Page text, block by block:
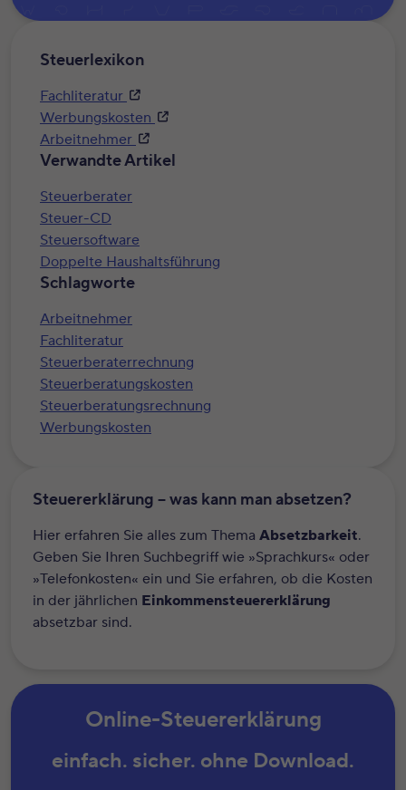
Steuerlexikon
Fachliteratur
Werbungskosten
Arbeitnehmer
Verwandte Artikel
Steuerberater
Steuer-CD
Steuersoftware
Doppelte Haushaltsführung
Schlagworte
Arbeitnehmer
Fachliteratur
Steuerberaterrechnung
Steuerberatungskosten
Steuerberatungsrechnung
Werbungskosten
Steuererklärung – was kann man absetzen?
Hier erfahren Sie alles zum Thema Absetzbarkeit.
Geben Sie Ihren Suchbegriff wie »Sprachkurs« oder
»Telefonkosten« ein und Sie erfahren, ob die Kosten
in der jährlichen Einkommensteuererklärung
absetzbar sind.
Online-Steuererklärung
einfach. sicher. ohne Download.